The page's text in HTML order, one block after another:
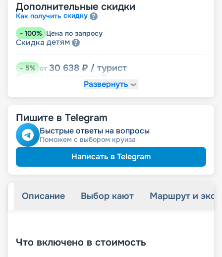
Дополнительные скидки
Как получить скидку
- 100% Цена по запросу
Скидка детям
-5% от 30 638 ₽ / турист
Скидка
Развернуть
Пишите в Telegram
Быстрые ответы на вопросы
Поможем с выбором круиза
Написать в Telegram
Описание Выбор кают Маршрут и
Что включено в стоимость